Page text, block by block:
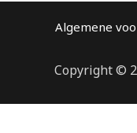
Algemene
Copyright ©